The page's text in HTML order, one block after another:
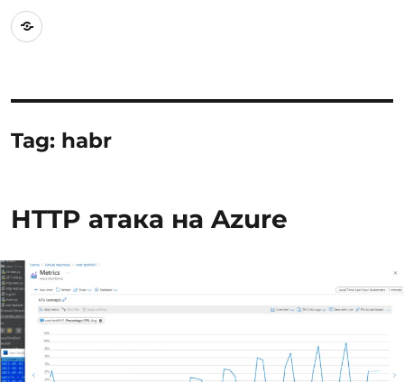
Австралия
Tag: habr
HTTP атака на Azure